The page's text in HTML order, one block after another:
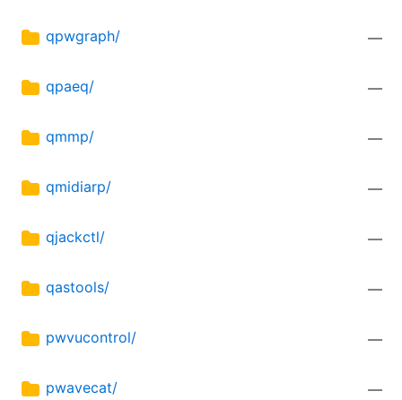
qpwgraph/ —
qpaeq/ —
qmmp/ —
qmidiarp/ —
qjackctl/ —
qastools/ —
pwvucontrol/ —
pwavecat/ —